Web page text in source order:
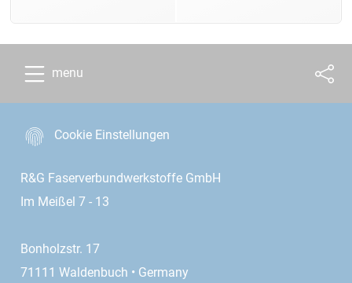
menu
Cookie Einstellungen
R&G Faserverbundwerkstoffe GmbH
Im Meißel 7 - 13
Bonholzstr. 17
71111 Waldenbuch • Germany